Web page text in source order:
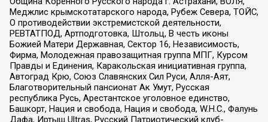
Меджлис крымскотатарского народа, Рубеж Севера, ТОЙС,
О противодействии экстремистской деятельности,
РЕВТАТПОД, Артподготовка, Штольц, В честь иконы
Божией Матери Державная, Сектор 16, Независимость,
Фирма, Молодежная правозащитная группа МПГ, Курсом
Правды и Единения, Каракольская инициативная группа,
Автоград Крю, Союз Славянских Сил Руси, Алля-Аят,
Благотворительный пансионат Ак Умут, Русская
республика Русь, Арестантское уголовное единство,
Башкорт, Нация и свобода, Нация и свобода, W.H.С., Фалунь
Дафа, Иртыш Ultras, Русский Патриотический клуб-